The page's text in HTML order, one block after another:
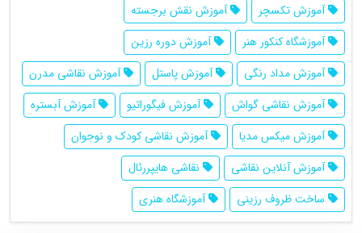
آموزش تکسچر
آموزش نقش برجسته
آموزشگاه کنکور هنر
آموزش دوره رزین
آموزش مداد رنگی
آموزش پاستل
آموزش نقاشی مدرن
آموزش نقاشی گواش
آموزش فیگوراتیو
آموزش آبستره
آموزش میکس مدیا
آموزش نقاشی کودک و نوجوان
آموزش آنلاین نقاشی
نقاشی هایپررئال
ساخت ظروف رزینی
آموزشگاه هنری